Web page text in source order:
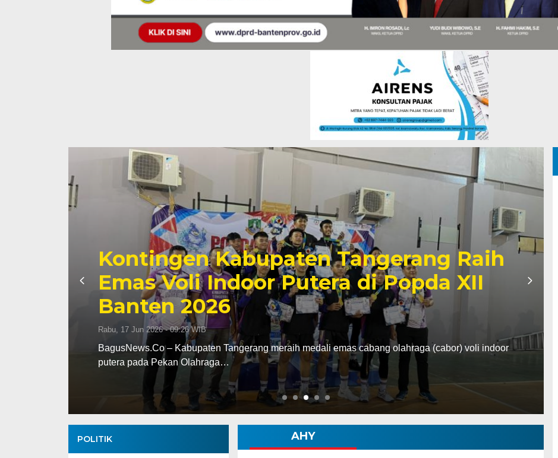
Kontingen Kabupaten Tangerang Raih
Emas Voli Indoor Putera di Popda XII
Banten 2026
Rabu, 17 Jun 2026 - 09:26 WIB
BagusNews.Co – Kabupaten Tangerang meraih medali emas cabang olahraga (cabor) voli indoor
putera pada Pekan Olahraga…
POLITIK AHY